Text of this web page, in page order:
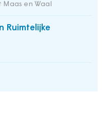
Maas en Waal
Ruimtelijke